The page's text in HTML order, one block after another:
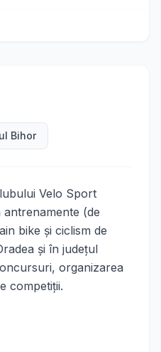
Bihor
Velo Sport
(de
bike şi ciclism de
şi în judeţul
organizarea
competiţii.